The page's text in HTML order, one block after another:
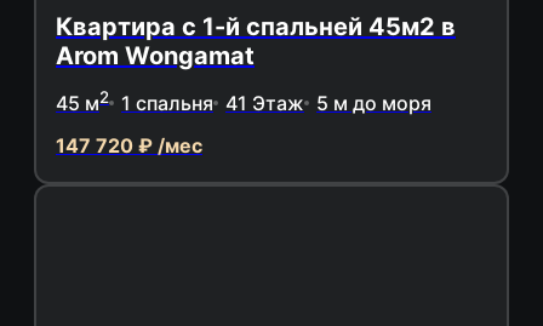
Квартира с 1-й спальней 45м2 в
Arom Wongamat
45 м2 1 спальня 41 Этаж 5 м до моря
147 720 ₽ /мес